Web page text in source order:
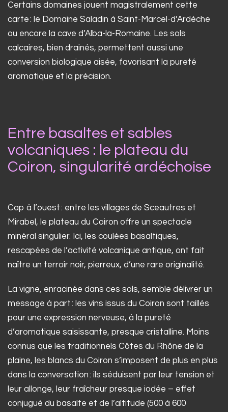
Certains domaines jouent magistralement cette
carte : le Domaine Saladin à Saint-Marcel-d’Ardèche
ou encore la cave d’Alba-la-Romaine. Les sols
calcaires, bien drainés, permettent aussi une
conversion biologique aisée, favorisant la pureté
aromatique et la précision.
Entre basaltes et sables
volcaniques : le plateau du
Coiron, singularité ardéchoise
Cap à l’ouest : entre les villages de Sceautres et
Mirabel, le plateau du Coiron offre un spectacle
minéral singulier. Ici, les coulées basaltiques,
rescapées de l’activité volcanique antique, ont fait
naître un terroir noir, pierreux, d’une rare originalité.
La vigne, enracinée dans ces sols, semble délivrer un
message à part : les vins issus du Coiron sont taillés
pour une expression nerveuse, à la pureté
d’aromatique saisissante, presque cristalline. Moins
connus que les traditionnels Côtes du Rhône de la
plaine, les blancs du Coiron s’imposent de plus en plus
dans la conversation : ils séduisent par leur tension et
leur allonge, leur fraîcheur presque iodée – effet
conjugué du basalte et de l’altitude (500 à 600